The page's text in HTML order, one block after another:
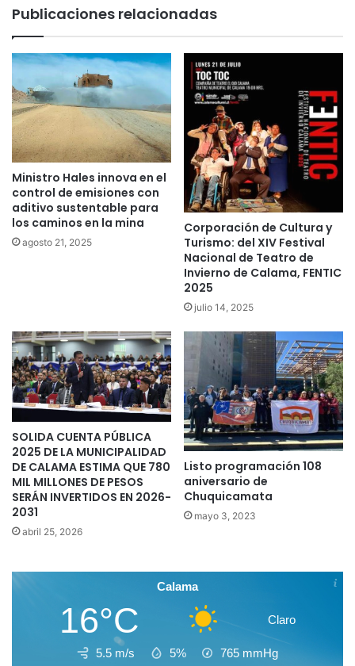
Publicaciones relacionadas
Ministro Hales innova en el
control de emisiones con
aditivo sustentable para
los caminos en la mina
agosto 21, 2025
Corporación de Cultura y
Turismo: del XIV Festival
Nacional de Teatro de
Invierno de Calama, FENTIC
2025
julio 14, 2025
SOLIDA CUENTA PÚBLICA
2025 DE LA MUNICIPALIDAD
DE CALAMA ESTIMA QUE 780
MIL MILLONES DE PESOS
SERÁN INVERTIDOS EN 2026-
2031
abril 25, 2026
Listo programación 108
aniversario de
Chuquicamata
mayo 3, 2023
Calama
16°C Claro
5.5 m/s 5% 765 mmHg